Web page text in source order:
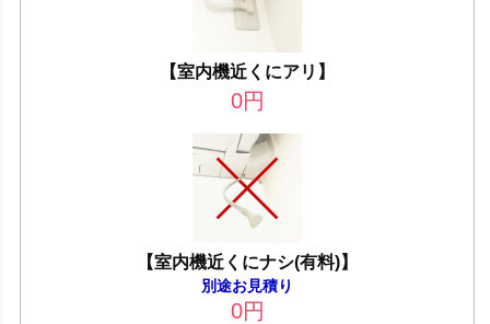
【室内機近くにアリ】
0円
【室内機近くにナシ(有料)】
別途お見積り
0円